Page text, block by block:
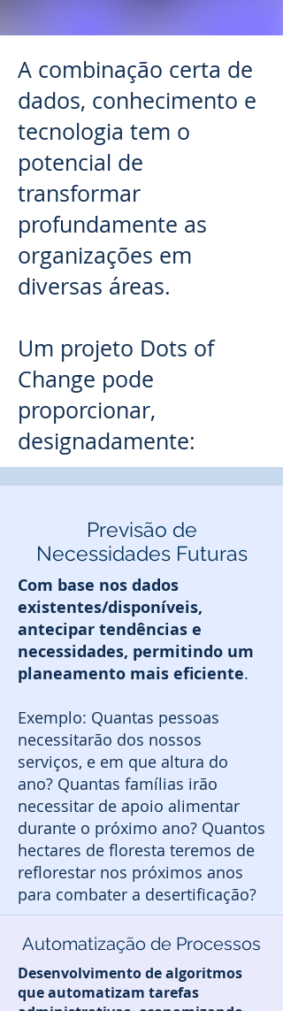
A combinação certa de
dados, conhecimento e
tecnologia tem o
potencial de
transformar
profundamente as
organizações em
diversas áreas.
Um projeto Dots of
Change pode
proporcionar,
designadamente:
Previsão de
Necessidades Futuras
Com base nos dados
existentes/disponíveis,
antecipar tendências e
necessidades, permitindo um
planeamento mais eficiente.
Exemplo: Quantas pessoas
necessitarão dos nossos
serviços, e em que altura do
ano? Quantas famílias irão
necessitar de apoio alimentar
durante o próximo ano? Quantos
hectares de floresta teremos de
reflorestar nos próximos anos
para combater a desertificação?
Automatização de Processos
Desenvolvimento de algoritmos
que automatizam tarefas